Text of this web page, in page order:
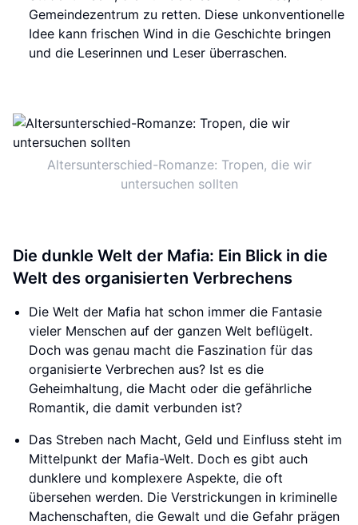
Gemeindezentrum zu retten. Diese unkonventionelle
Idee kann frischen Wind in die Geschichte bringen
und die Leserinnen und Leser überraschen.
Altersunterschied-Romanze: Tropen, die wir
untersuchen sollten
Die dunkle Welt der Mafia: Ein Blick in die
Welt des organisierten Verbrechens
Die Welt der Mafia hat schon immer die Fantasie
vieler Menschen auf der ganzen Welt beflügelt.
Doch was genau macht die Faszination für das
organisierte Verbrechen aus? Ist es die
Geheimhaltung, die Macht oder die gefährliche
Romantik, die damit verbunden ist?
Das Streben nach Macht, Geld und Einfluss steht im
Mittelpunkt der Mafia-Welt. Doch es gibt auch
dunklere und komplexere Aspekte, die oft
übersehen werden. Die Verstrickungen in kriminelle
Machenschaften, die Gewalt und die Gefahr prägen